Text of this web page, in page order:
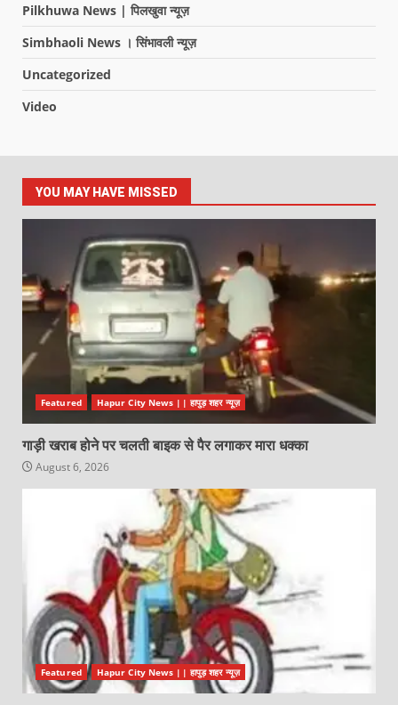
Pilkhuwa News | पिलखुवा न्यूज़
Simbhaoli News । सिंभावली न्यूज़
Uncategorized
Video
YOU MAY HAVE MISSED
Featured Hapur City News || हापुड़ शहर न्यूज़
गाड़ी खराब होने पर चलती बाइक से पैर लगाकर मारा धक्का
August 6, 2026
Featured Hapur City News || हापुड़ शहर न्यूज़